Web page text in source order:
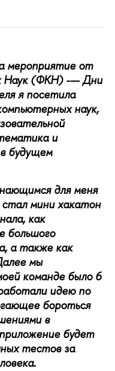
мероприятие от
Наук (ФКН) -— Дни
я посетила
наук,
и
будущем
для меня
мини хакатон
как
большого
а также как
мы
команде было 6
идею по
бороться
в
будет
тестов за